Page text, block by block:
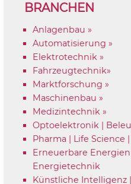
BRANCHEN
Anlagenbau »
Automatisierung »
Elektrotechnik »
Fahrzeugtechnik»
Marktforschung »
Maschinenbau »
Medizintechnik »
Optoelektronik |
Pharma | Life Science
Erneuerbare Energien
Energietechnik
Künstliche Intelligenz